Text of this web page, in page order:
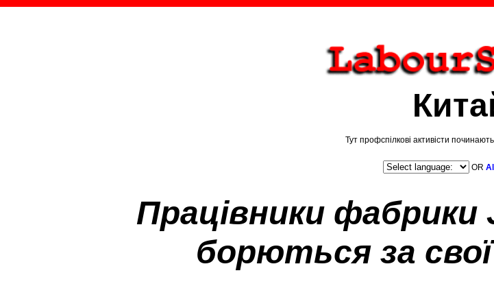
Тут профспілкові активісти
OR
Працівники фабрики
борються за свої